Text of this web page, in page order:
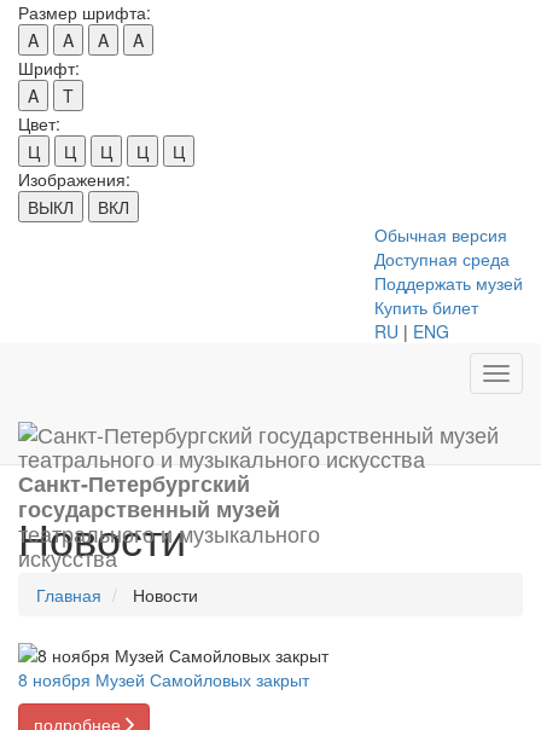
Размер шрифта:
A
A A
A
Шрифт:
A
T
Цвет:
Ц
Ц Ц Ц
Ц
Изображения:
ВЫКЛ
ВКЛ
Обычная версия
Доступная среда
Поддержать музей
Купить билет
RU | ENG
Санкт-Петербургский
государственный музей
театрального и музыкального
искусства
Новости
Главная Новости
8 ноября Музей Самойловых закрыт
подробнее